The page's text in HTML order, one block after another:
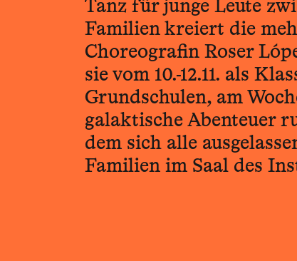
Tanz für junge Leute
Familien kreiert die
Choreografin Roser
sie vom 10.-12.11. als
Grundschulen, am
galaktische Abenteuer
dem sich alle
Familien im Saal des